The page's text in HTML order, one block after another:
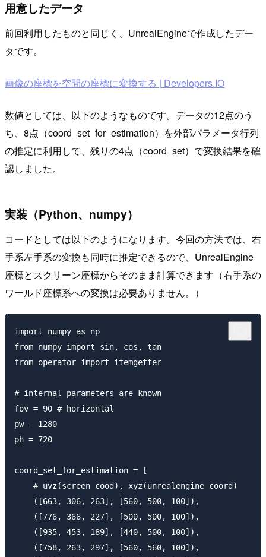
用意したデータ
前回利用したものと同じく、UnrealEngineで作成したデー
タです。
画像の座標を空間の座標に変換する | Developers.IO
数値としては、以下のようなものです。データの12点のう
ち、8点（coord_set_for_estimation）を外部パラメータ行列
の推定に利用して、残りの4点（coord_set）で変換結果を確
認しました。
実装（Python、numpy）
コードとしては以下のようになります。今回の方法では、右
手系左手系の変換も同時に推定できるので、UnrealEngine
座標とスクリーン座標からそのまま計算できます（右手系の
ワールド座標系への変換は必要ありません。）
import numpy as np
from numpy import sin, cos, tan
from operator import itemgetter
# internal parameters are known
fov = 90 # horizontal
pw = 1280
ph = 720
coord_set_for_estimation = [
    # uvz(screen cood), xyz(unrealengine coord)
    ([663, 306, 263], [560, 500, 100]),
    ([776, 366, 227], [500, 500, 100]),
    ([935, 453, 189], [440, 500, 100]),
    ([758, 263, 297], [560, 560, 100]),